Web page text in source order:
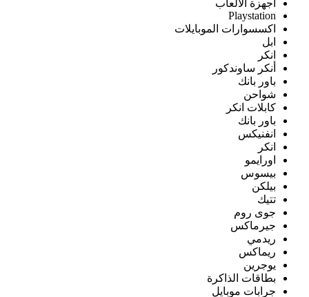
أجهزة الألعاب
Playstation
اكسسوارات الموبايلات
ابل
انكر
أنكر ساوندكور
باور بانك
شواحن
كابلات انكر
باور بانك
انفنيكس
انكر
اورايمو
بيسوس
بيلكن
تتيك
جوى روم
جيرماكس
ريدمي
ريماكس
يوجرين
بطاقات الذاكرة
جرابات موبايل